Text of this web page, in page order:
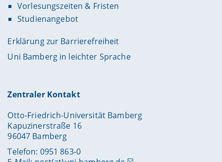
Vorlesungszeiten & Fristen
Studienangebot
Erklärung zur Barrierefreiheit
Uni Bamberg in leichter Sprache
Zentraler Kontakt
Otto-Friedrich-Universität Bamberg
Kapuzinerstraße 16
96047 Bamberg
Telefon: 0951 863-0